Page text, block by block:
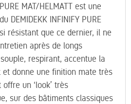
MAT/HELMATT est une
DEMIDEKK INFINIFY PURE
résistant que ce dernier, il ne
après de longs
respirant, accentue la
donne une finition mate très
un ‘look’ très
sur des bâtiments classiques